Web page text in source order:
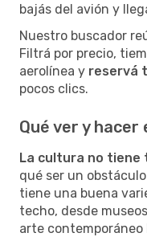
bajás del avión y
Nuestro buscador
Filtrá por precio,
aerolínea y reservá
pocos clics.
Qué ver y hacer
La cultura no tiene
qué ser un
tiene una buena
techo, desde
arte